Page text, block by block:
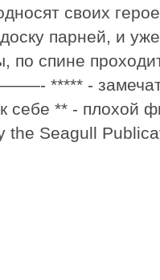
своих
парней, и
по спине
-
себе ** - плохой
the Seagull